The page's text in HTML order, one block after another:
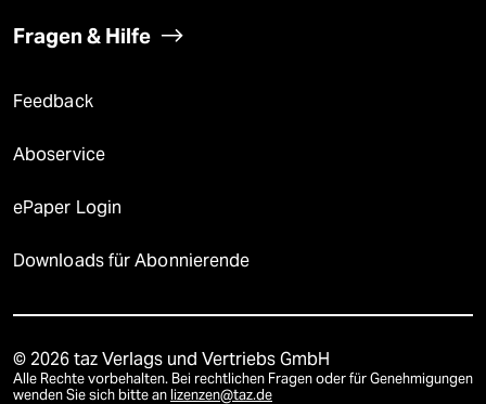
Fragen & Hilfe
Feedback
Aboservice
ePaper Login
Downloads für Abonnierende
© 2026 taz Verlags und Vertriebs GmbH
Alle Rechte vorbehalten. Bei rechtlichen Fragen oder für Genehmigungen
wenden Sie sich bitte an lizenzen@taz.de